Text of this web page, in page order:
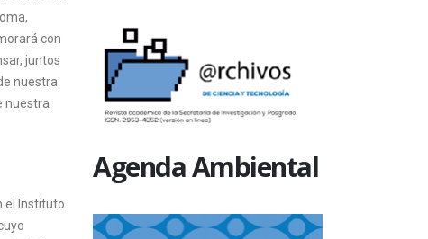
con
juntos
nuestra
nuestra
el Instituto
Agenda Ambiental